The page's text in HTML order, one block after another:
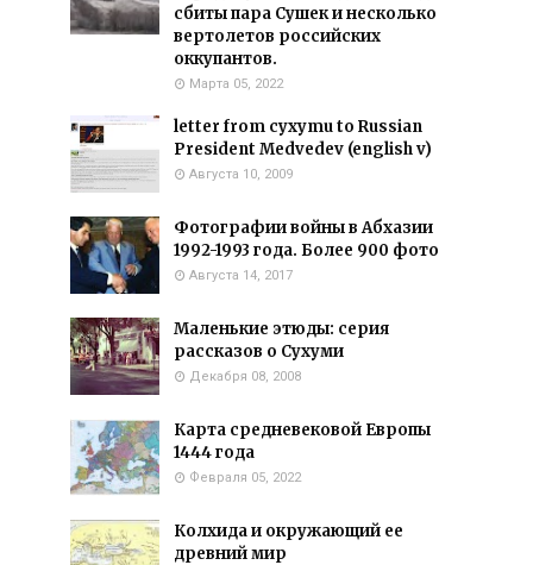
сбиты пара Сушек и несколько
вертолетов российских
оккупантов.
Марта 05, 2022
letter from cyxymu to Russian
President Medvedev (english v)
Августа 10, 2009
Фотографии войны в Абхазии
1992-1993 года. Более 900 фото
Августа 14, 2017
Маленькие этюды: серия
рассказов о Сухуми
Декабря 08, 2008
Карта средневековой Европы
1444 года
Февраля 05, 2022
Колхида и окружающий ее
древний мир